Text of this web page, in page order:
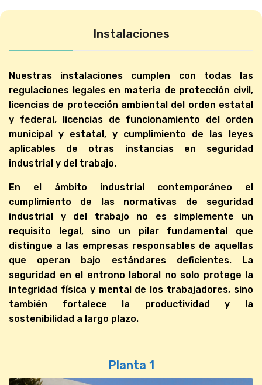
Instalaciones
Nuestras instalaciones cumplen con todas las
regulaciones legales en materia de protección civil,
licencias de protección ambiental del orden estatal
y federal, licencias de funcionamiento del orden
municipal y estatal, y cumplimiento de las leyes
aplicables de otras instancias en seguridad
industrial y del trabajo.
En el ámbito industrial contemporáneo el
cumplimiento de las normativas de seguridad
industrial y del trabajo no es simplemente un
requisito legal, sino un pilar fundamental que
distingue a las empresas responsables de aquellas
que operan bajo estándares deficientes. La
seguridad en el entrono laboral no solo protege la
integridad física y mental de los trabajadores, sino
también fortalece la productividad y la
sostenibilidad a largo plazo.
Planta 1